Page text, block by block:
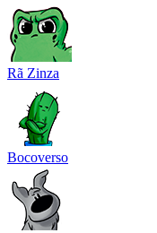
Rã Zinza
Bocoverso